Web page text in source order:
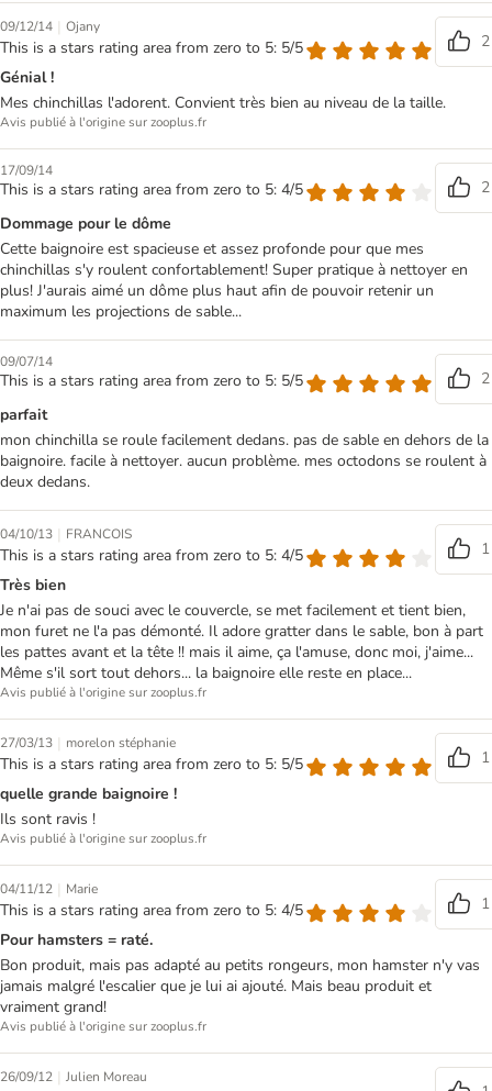
09/12/14 | Ojany
This is a stars rating area from zero to 5: 5/5
2
Génial !
Mes chinchillas l'adorent. Convient très bien au niveau de la taille.
Avis publié à l'origine sur zooplus.fr
17/09/14
This is a stars rating area from zero to 5: 4/5
2
Dommage pour le dôme
Cette baignoire est spacieuse et assez profonde pour que mes
chinchillas s'y roulent confortablement! Super pratique à nettoyer en
plus! J'aurais aimé un dôme plus haut afin de pouvoir retenir un
maximum les projections de sable...
09/07/14
This is a stars rating area from zero to 5: 5/5
2
parfait
mon chinchilla se roule facilement dedans. pas de sable en dehors de la
baignoire. facile à nettoyer. aucun problème. mes octodons se roulent à
deux dedans.
04/10/13 | FRANCOIS
This is a stars rating area from zero to 5: 4/5
1
Très bien
Je n'ai pas de souci avec le couvercle, se met facilement et tient bien,
mon furet ne l'a pas démonté. Il adore gratter dans le sable, bon à part
les pattes avant et la tête !! mais il aime, ça l'amuse, donc moi, j'aime...
Même s'il sort tout dehors... la baignoire elle reste en place...
Avis publié à l'origine sur zooplus.fr
27/03/13 | morelon stéphanie
This is a stars rating area from zero to 5: 5/5
1
quelle grande baignoire !
Ils sont ravis !
Avis publié à l'origine sur zooplus.fr
04/11/12 | Marie
This is a stars rating area from zero to 5: 4/5
1
Pour hamsters = raté.
Bon produit, mais pas adapté au petits rongeurs, mon hamster n'y vas
jamais malgré l'escalier que je lui ai ajouté. Mais beau produit et
vraiment grand!
Avis publié à l'origine sur zooplus.fr
26/09/12 | Julien Moreau